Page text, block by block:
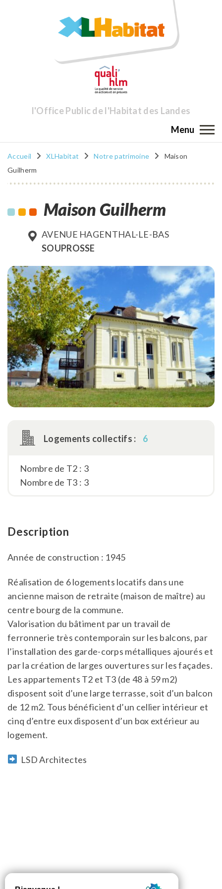
l'Office Public de l'Habitat des Landes
Menu
Accueil XLHabitat Notre patrimoine
Maison
Guilherm
Maison Guilherm
AVENUE HAGENTHAL-LE-BAS
SOUPROSSE
Logements collectifs : 6
Nombre de T2 : 3
Nombre de T3 : 3
Description
Année de construction : 1945
Réalisation de 6 logements locatifs dans une
ancienne maison de retraite (maison de maître) au
centre bourg de la commune.
Valorisation du bâtiment par un travail de
ferronnerie très contemporain sur les balcons, par
l’installation des garde-corps métalliques ajourés et
par la création de larges ouvertures sur les façades.
Les appartements T2 et T3 (de 48 à 59 m2)
disposent soit d’une large terrasse, soit d’un balcon
de 12 m2. Tous bénéficient d’un cellier intérieur et
cinq d’entre eux disposent d’un box extérieur au
logement.
LSD Architectes